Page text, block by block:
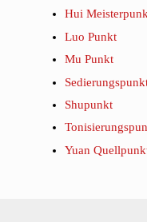
Hui
Luo Punkt
Mu Punkt
Shupunkt
Yuan